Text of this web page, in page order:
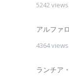
5242 views
アルファ
4364 views
ランチア